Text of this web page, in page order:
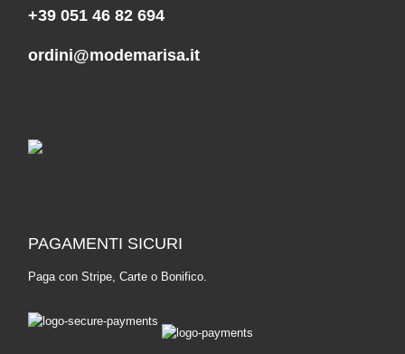
+39 051 46 82 694
ordini@modemarisa.it
PAGAMENTI SICURI
Paga con Stripe, Carte o Bonifico.